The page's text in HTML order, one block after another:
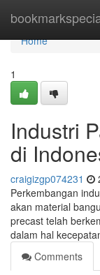
Home
Home
1
Industri
di
craigizgp074231
Perkembangan
akan material
precast telah
dalam hal
Comments